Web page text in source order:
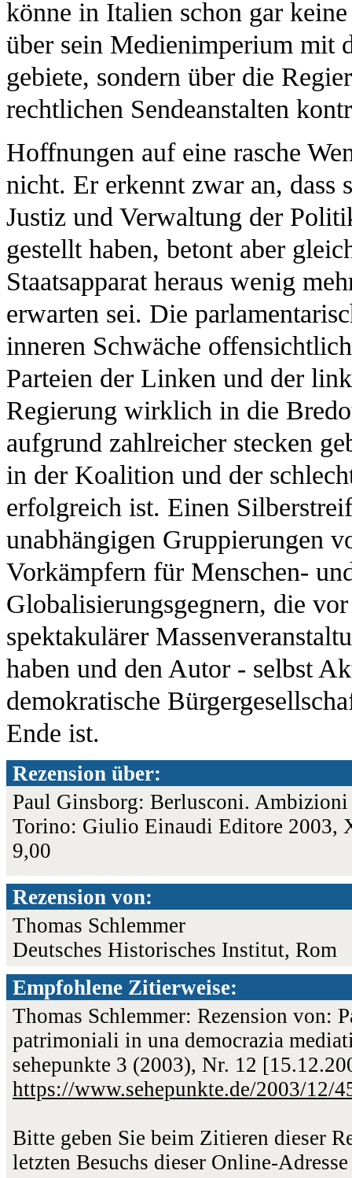
könne in Italien schon gar
über sein Medienimperium mit
gebiete, sondern über die
rechtlichen Sendeanstalten
Hoffnungen auf eine rasche
nicht. Er erkennt zwar an, dass
Justiz und Verwaltung der
gestellt haben, betont aber
Staatsapparat heraus wenig
erwarten sei. Die
inneren Schwäche
Parteien der Linken und der
Regierung wirklich in die
aufgrund zahlreicher stecken
in der Koalition und der
erfolgreich ist. Einen
unabhängigen Gruppierungen
Vorkämpfern für Menschen-
Globalisierungsgegnern, die
spektakulärer
haben und den Autor - selbst
demokratische
Ende ist.
Rezension über:
Paul Ginsborg: Berlusconi.
Torino: Giulio Einaudi Editore 2003,
9,00
Rezension von:
Thomas Schlemmer
Deutsches Historisches Institut, Rom
Empfohlene Zitierweise:
Thomas Schlemmer: Rezension von:
patrimoniali in una democrazia
sehepunkte 3 (2003), Nr. 12
https://www.sehepunkte.de/2003/12/
Bitte geben Sie beim Zitieren dieser
letzten Besuchs dieser Online-Adresse